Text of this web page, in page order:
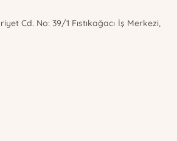
Cd. No: 39/1 Fıstıkağacı İş Merkezi,